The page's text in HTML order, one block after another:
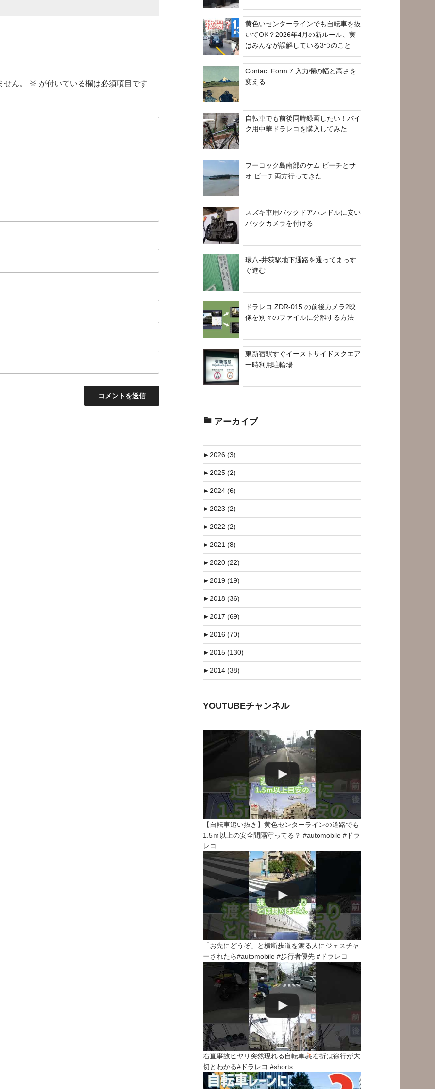
ん。 ※ が付いている欄は必須項目です
黄色いセンターラインでも自転車を抜
いてOK？2026年4月の新ルール、実
はみんなが誤解している3つのこと
Contact Form 7 入力欄の幅と高さを
変える
自転車でも前後同時録画したい！バイ
ク用中華ドラレコを購入してみた
フーコック島南部のケム ビーチとサ
オ ビーチ両方行ってきた
スズキ車用バックドアハンドルに安い
バックカメラを付ける
環八-井荻駅地下通路を通ってまっす
ぐ進む
ドラレコ ZDR-015 の前後カメラ2映
像を別々のファイルに分離する方法
東新宿駅すぐイーストサイドスクエア
一時利用駐輪場
アーカイブ
►2026 (3)
►2025 (2)
►2024 (6)
►2023 (2)
►2022 (2)
►2021 (8)
►2020 (22)
►2019 (19)
►2018 (36)
►2017 (69)
►2016 (70)
►2015 (130)
►2014 (38)
YOUTUBEチャンネル
【自転車追い抜き】黄色センターラインの道路でも
1.5ｍ以上の安全間隔守ってる？ #automobile #ドラ
レコ
「お先にどうぞ」と横断歩道を渡る人にジェスチャ
ーされたら#automobile #歩行者優先 #ドラレコ
右直事故ヒヤリ突然現れる自転車
右折は徐行が大
切とわかる#ドラレコ #shorts